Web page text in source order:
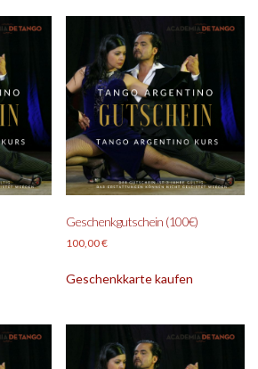
Geschenkgutschein (100€)
100,00€
Geschenkkarte kaufen